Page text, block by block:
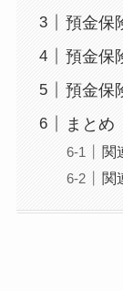
預金保
預金保
預金保
まとめ
関
関